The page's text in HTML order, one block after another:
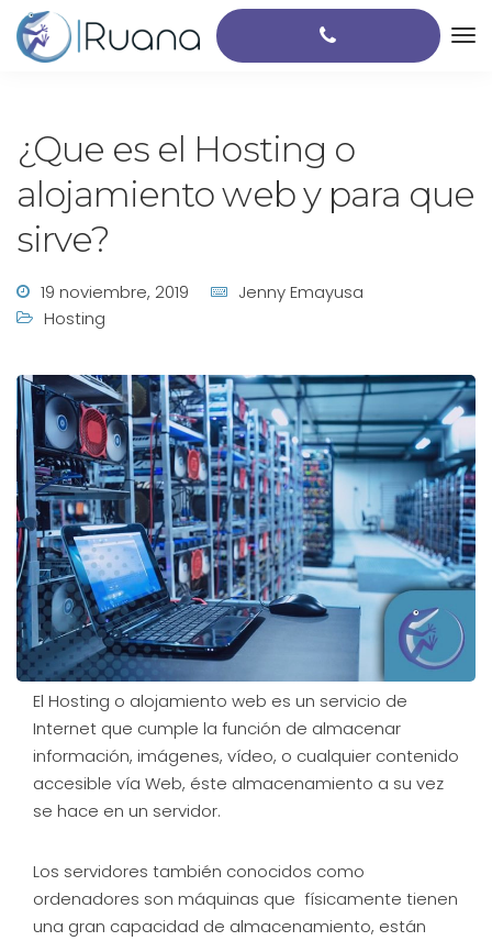
¿Que es el Hosting o
alojamiento web y para que
sirve?
19 noviembre, 2019
Jenny Emayusa
Hosting
El Hosting o alojamiento web es un servicio de
Internet que cumple la función de almacenar
información, imágenes, vídeo, o cualquier contenido
accesible vía Web, éste almacenamiento a su vez
se hace en un servidor.
Los servidores también conocidos como
ordenadores son máquinas que físicamente tienen
una gran capacidad de almacenamiento, están